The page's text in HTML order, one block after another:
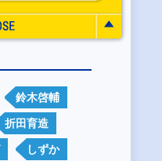
鈴木啓輔
折田育造
しずか